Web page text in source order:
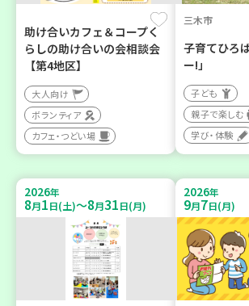
助け合いカフェ＆コープく
らしの助け合いの会相談会
【第4地区】
大人向け
ボランティア
カフェ・つどい場
三木市
子育てひろ
ー!」
子ども
親子で楽しむ
学び・体験
2026年
8月1日(土)～8月31日(月)
2026年
9月7日(月)